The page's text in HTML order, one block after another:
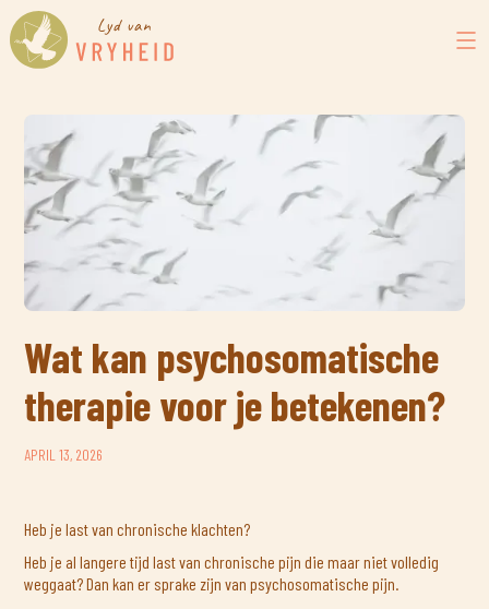
Wat kan psychosomatische
therapie voor je betekenen?
APRIL 13, 2026
Heb je last van chronische klachten?
Heb je al langere tijd last van chronische pijn die maar niet volledig
weggaat? Dan kan er sprake zijn van psychosomatische pijn.